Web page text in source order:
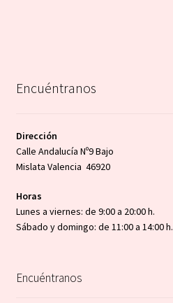
Encuéntranos
Dirección
Calle Andalucía Nº9 Bajo
Mislata Valencia 46920
Horas
Lunes a viernes: de 9:00 a 20:00 h.
Sábado y domingo: de 11:00 a 14:00 h.
Encuéntranos